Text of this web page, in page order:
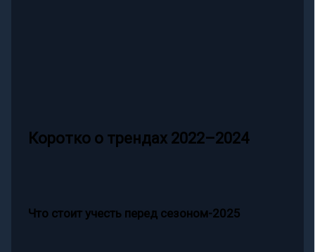
Коротко о трендах 2022–2024
Что стоит учесть перед сезоном-2025